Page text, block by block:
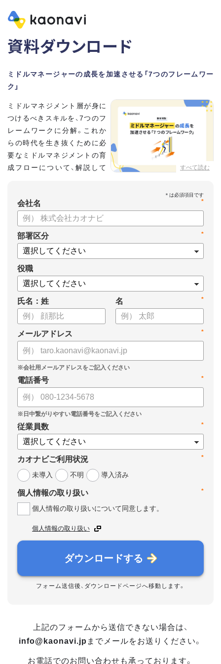
資料ダウンロード
ミドルマネージャーの成長を加速させる「7つのフレームワー
ク」
すべて読む
ミドルマネジメント層が身に
つけるべきスキルを、7つのフ
レームワークに分解。これか
らの時代を生き抜くために必
要なミドルマネジメントの育
成フローについて、解説して
【資料の内容】
・そもそも「マネジメント」とは？
・身につけるべき7つのフレームワーク
・ミドルマネジメント推進上の人事課題
*
会社名
*
部署区分
役職
氏名：姓 *
名
*
メールアドレス
*
電話番号
*
従業員数
*
カオナビご利用状況
未導入
不明 導入済み
*
個人情報の取り扱い
個人情報の取り扱いについて同意します。
個人情報の取り扱い
ダウンロードする
フォーム送信後、ダウンロードページへ移動します。
上記のフォームから送信できない場合は、
info@kaonavi.jp までメールをお送りください。
お電話でのお問い合わせも承っております。